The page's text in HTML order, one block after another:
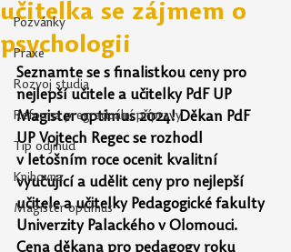
Pozvánky
Praxe
Rozvoj studia
Reforma pregraduální přípravy
Tip odjinud
Knihovna
Magister optimus
učitelka se zájmem o
psychologii
Seznamte se s finalistkou ceny pro
nejlepší učitele a učitelky PdF UP
Magister optimus 2024! Děkan PdF
UP Vojtech Regec se rozhodl
v letošním roce ocenit kvalitní
vyučující a udělit ceny pro nejlepší
učitele a učitelky Pedagogické fakulty
Univerzity Palackého v Olomouci.
Cena děkana pro pedagogy roku